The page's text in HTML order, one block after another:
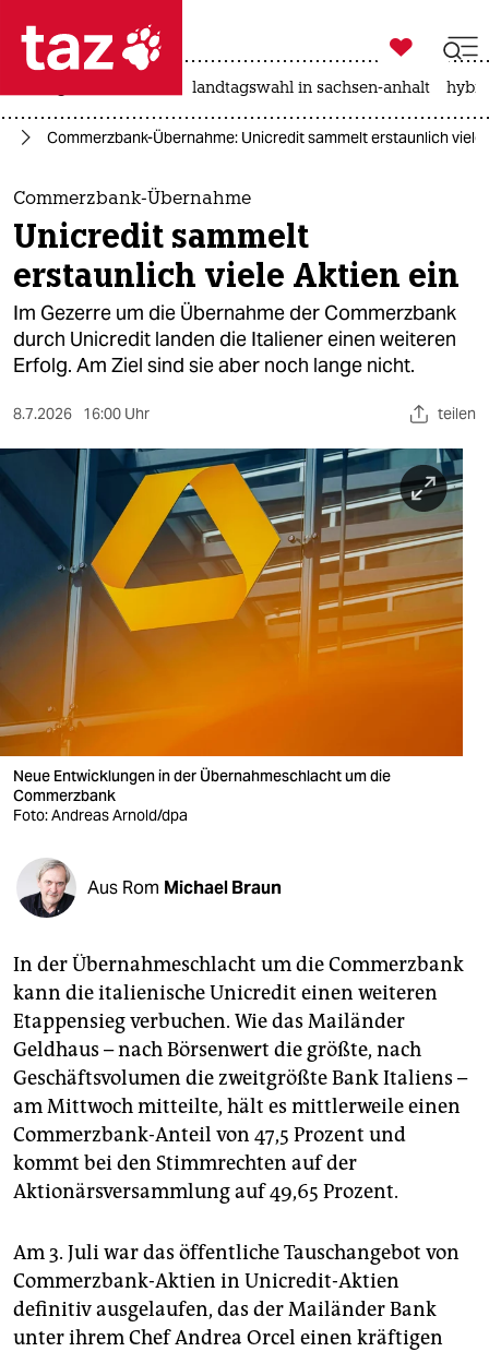
 taz zahl ich
taz zahl ich
themen
politik
öko
gesellschaft
sport
berlin
nord
wahrheit
verlag
veranstaltungen
shop
fragen & hilfe
unterstützen
abo
epaper login

taz zahl ich
landtagswahl in sachsen-anhalt
Commerzbank-Übernahme: Unicredit sammelt erstaunlich viele
Commerzbank-Übernahme
Unicredit sammelt
erstaunlich viele Aktien ein
Im Gezerre um die Übernahme der Commerzbank
durch Unicredit landen die Italiener einen weiteren
Erfolg. Am Ziel sind sie aber noch lange nicht.
8.7.2026 16:00 Uhr teilen
Neue Entwicklungen in der Übernahmeschlacht um die
Commerzbank
Foto: Andreas Arnold/dpa
Aus Rom Michael Braun
In der Übernahmeschlacht um die Commerzbank
kann die italienische Unicredit einen weiteren
Etappensieg verbuchen. Wie das Mailänder
Geldhaus – nach Börsenwert die größte, nach
Geschäftsvolumen die zweitgrößte Bank Italiens –
am Mittwoch mitteilte, hält es mittlerweile einen
Commerzbank-Anteil von 47,5 Prozent und
kommt bei den Stimmrechten auf der
Aktionärsversammlung auf 49,65 Prozent.
Am 3. Juli war das öffentliche Tauschangebot von
Commerzbank-Aktien in Unicredit-Aktien
definitiv ausgelaufen, das der Mailänder Bank
unter ihrem Chef Andrea Orcel einen kräftigen